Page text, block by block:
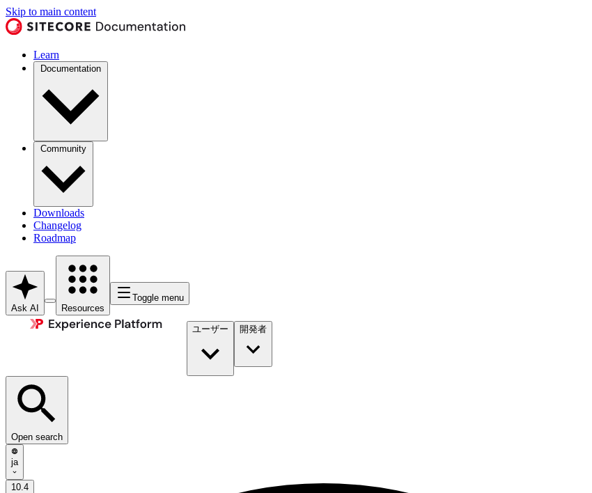
Skip to main content
Learn
Documentation
Community
Downloads
Changelog
Roadmap
Ask AI Resources
Toggle menu
ユーザー 開発者​
Open search
ja
10.4